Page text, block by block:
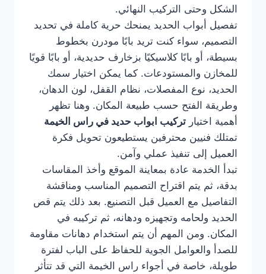
الشكل وحتى التركيب النهائي.
تفصيل أبواب الحديد يمنحك حرية كاملة في تحديد
التصميم، سواء كنت تريد بابًا مودرن بخطوط
بسيطة، أو بابًا كلاسيكيًا بزخارف حديدية، أو بابًا قويًا
للمخازن والمستودعات. كما يمكن اختيار سمك
الحديد، نوع المفصلات، نظام القفل، لون الدهان،
وطريقة الفتح حسب طبيعة المكان. وهنا تظهر
أهمية اختيار تركيب ابواب حديد في راس الخيمة
تمتلك فنيين محترفين يستطيعون تحويل فكرة
العميل إلى تنفيذ عملي وآمن.
تبدأ الخدمة عادة بمعاينة الموقع وأخذ المقاسات
بدقة، ثم يتم اقتراح التصميم المناسب ومناقشة
التفاصيل مع العميل قبل التصنيع. بعد ذلك يتم قص
الحديد ولحامه وتجهيزه ودهانه، ثم تركيبه في
المكان. ومن المهم أن يتم استخدام دهانات مقاومة
للصدأ والعوامل الجوية للحفاظ على الباب لفترة
طويلة، خاصة في أجواء راس الخيمة التي قد تتأثر